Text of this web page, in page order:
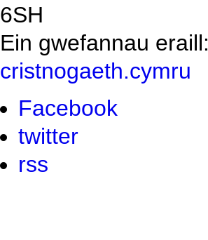
6SH
Ein gwefannau eraill:
cristnogaeth.cymru
Facebook
twitter
rss